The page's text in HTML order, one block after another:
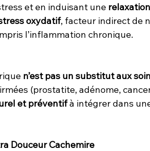
et en induisant une
oxydatif, facteur indirect de
l’inflammation chronique.
n’est pas un substitut aux
(prostatite, adénome,
et préventif à intégrer dans
Douceur Cachemire